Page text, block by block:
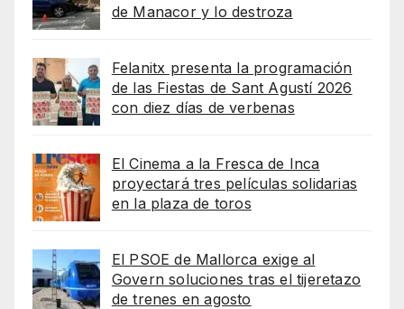
de Manacor y lo destroza
Felanitx presenta la programación
de las Fiestas de Sant Agustí 2026
con diez días de verbenas
El Cinema a la Fresca de Inca
proyectará tres películas solidarias
en la plaza de toros
El PSOE de Mallorca exige al
Govern soluciones tras el tijeretazo
de trenes en agosto